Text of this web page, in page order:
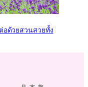
อด้วยสวนสวยทั้ง